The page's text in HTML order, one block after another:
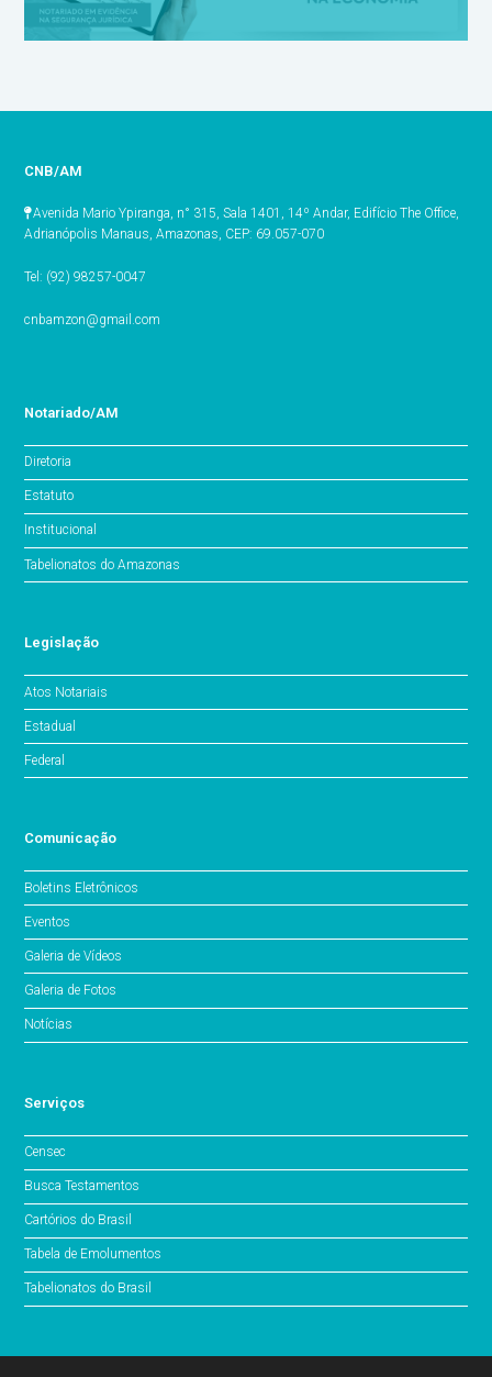
CNB/AM
Avenida Mario Ypiranga, n° 315, Sala 1401, 14º Andar, Edifício The Office,
Adrianópolis Manaus, Amazonas, CEP: 69.057-070
Tel: (92) 98257-0047
cnbamzon@gmail.com
Notariado/AM
Diretoria
Estatuto
Institucional
Tabelionatos do Amazonas
Legislação
Atos Notariais
Estadual
Federal
Comunicação
Boletins Eletrônicos
Eventos
Galeria de Vídeos
Galeria de Fotos
Notícias
Serviços
Censec
Busca Testamentos
Cartórios do Brasil
Tabela de Emolumentos
Tabelionatos do Brasil